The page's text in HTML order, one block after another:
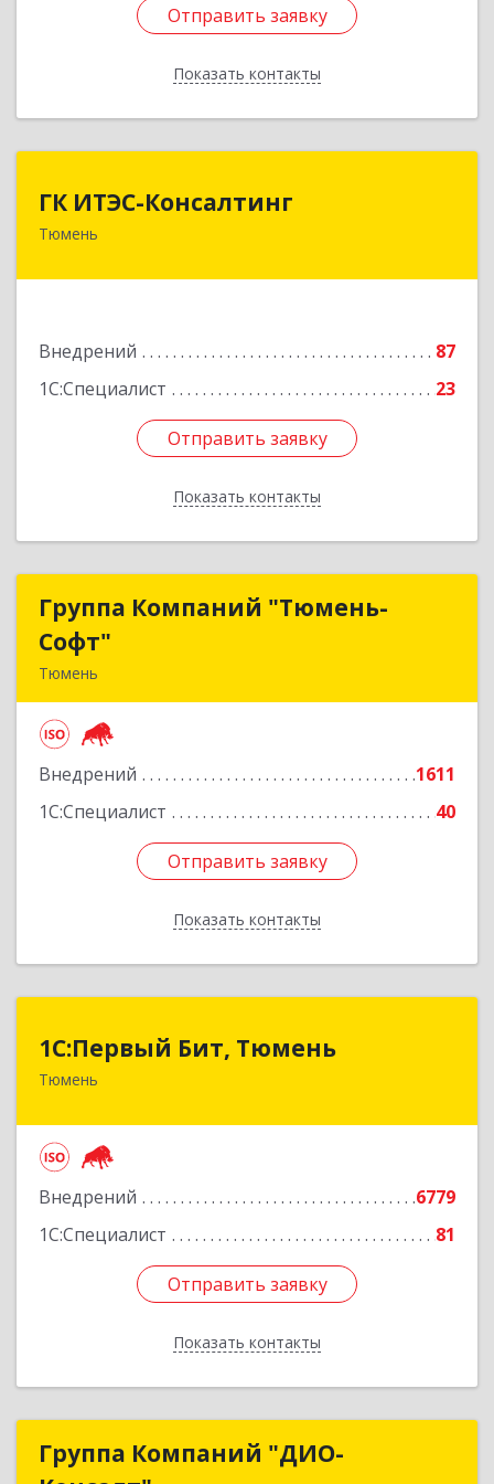
Отправить заявку
Показать контакты
Отправить заявку
Назад
ГК ИТЭС-Консалтинг
Тюмень
Внедрений
87
1С:Специалист
23
Отправить заявку
Показать контакты
Отправить заявку
Назад
Группа Компаний "Тюмень-
Софт"
Тюмень
Внедрений
1611
1С:Специалист
40
Отправить заявку
Показать контакты
Группа Компаний "Тюмень-
Подробнее
Отправить заявку
Назад
1С:Первый Бит, Тюмень
Тюмень
Внедрений
6779
1С:Специалист
81
Отправить заявку
Показать контакты
1С:Первый Бит, Тюмень
625000, Тюменская обл, Тюмень г, Республики
Отправить заявку
Назад
Группа Компаний "ДИО-
Группа Компаний "ДИО-